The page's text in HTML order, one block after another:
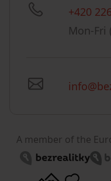
+420
Mon-Fri
A member of the